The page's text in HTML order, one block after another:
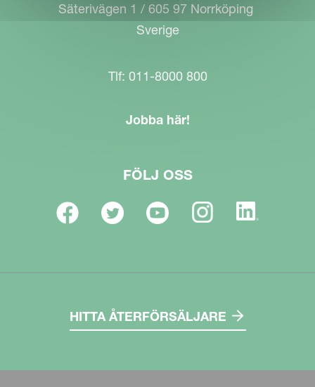
Säterivägen 1 / 605 97 Norrköping
Sverige
Tlf: 011-8000 800
Jobba här!
FÖLJ OSS
HITTA ÅTERFÖRSÄLJARE